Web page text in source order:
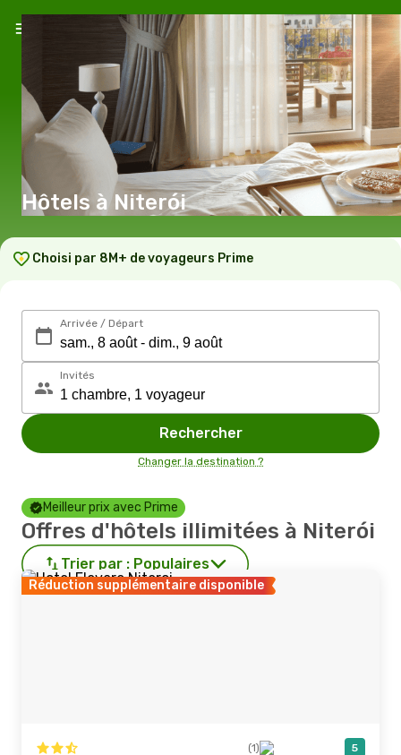
Hôtels à Niterói
Choisi par 8M+ de voyageurs Prime
Arrivée / Départ
Invités
Rechercher
Changer la destination ?
Meilleur prix avec Prime
Offres d'hôtels illimitées à Niterói
Trier par : Populaires
Réduction supplémentaire disponible
(1) 5